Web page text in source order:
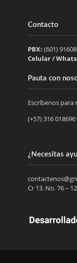
Contacto
PBX: (601)
Celular /
Pauta con
Escríbenos para
(+57) 316
¿Necesitas
Cr 13. No. 76 –